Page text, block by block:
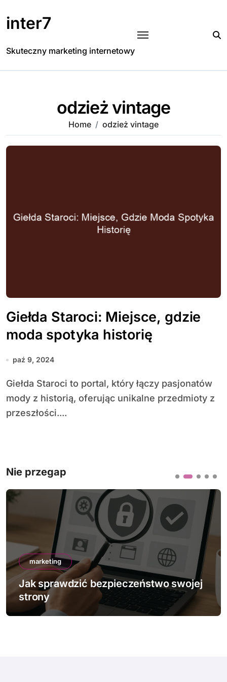
to
content
inter7
Skuteczny marketing internetowy
odzież vintage
Home odzież vintage
Giełda Staroci: Miejsce, gdzie
moda spotyka historię
paź 9, 2024
Giełda Staroci to portal, który łączy pasjonatów
mody z historią, oferując unikalne przedmioty z
przeszłości....
Nie przegap
marketing
Jak sprawdzić bezpieczeństwo swojej
strony